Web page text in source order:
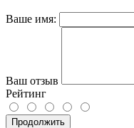
Ваше имя:
Ваш отзыв
Рейтинг
Продолжить